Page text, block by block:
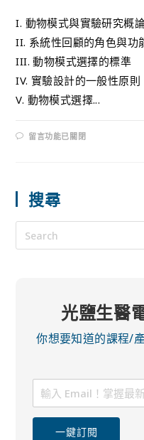
I. 動物模式與實驗研究概
II. 系統性回顧的角色與功
III. 動物模式選擇的標準
IV. 實驗設計的一般性原則
V. 動物模式選擇...
留言功能已關閉
搜尋
光鹽生醫
你想要知道的課程/
一鍵訂閱